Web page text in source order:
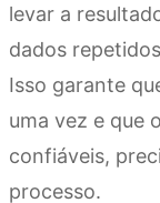
levar a
dados
Isso garante
uma vez e que
confiáveis,
processo.